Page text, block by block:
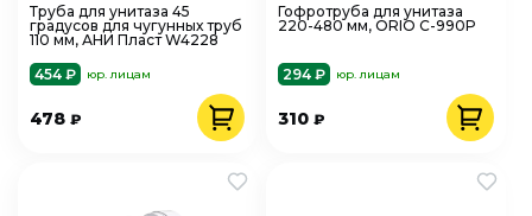
Труба для унитаза 45
градусов для чугунных труб
110 мм, АНИ Пласт W4228
454 ₽
юр. лицам
478 ₽
Гофротруба для унитаза
220-480 мм, ORIO С-990Р
294 ₽ юр. лицам
310₽